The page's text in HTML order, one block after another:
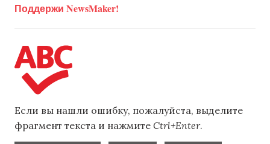
Поддержи NewsMaker!
Если вы нашли ошибку, пожалуйста, выделите
фрагмент текста и нажмите Ctrl+Enter.